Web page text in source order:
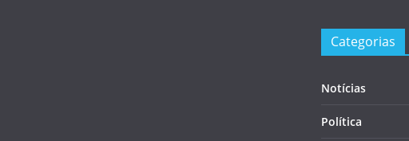
Categorias
Notícias
Política